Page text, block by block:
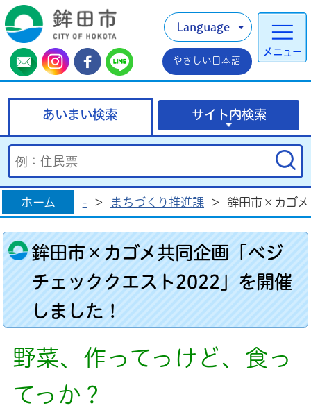
メニュー
Language
やさしい日本語
あいまい検索 サイト内検索
ホーム - > まちづくり推進課 > 鉾田市×カゴメ
鉾田市×カゴメ共同企画「ベジ
チェッククエスト2022」を開催
しました！
野菜、作ってっけど、食っ
てっか？